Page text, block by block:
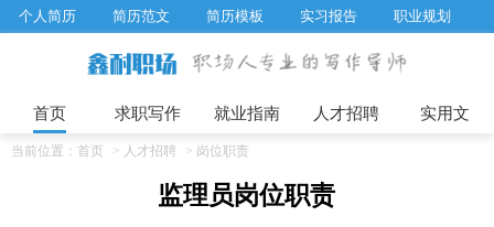
个人简历 简历范文 简历模板 实习报告
职业规划
招聘选拔 企业文化
工作计划
首页 求职写作 就业指南 人才招聘 实用文
当前位置： 首页 > 人才招聘 > 岗位职责
监理员岗位职责